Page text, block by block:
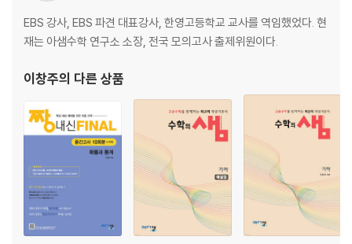
EBS 강사, EBS 파견 대표강사, 한영고등학교 교사를 역임했었다. 현
재는 아샘수학 연구소 소장, 전국 모의고사 출제위원이다.
이창주의 다른 상품